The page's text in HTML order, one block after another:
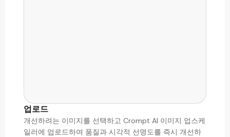
업로드
개선하려는 이미지를 선택하고 Crompt AI 이미지 업스케
일러에 업로드하여 품질과 시각적 선명도를 즉시 개선하